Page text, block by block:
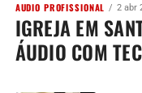
AUDIO PROFISSIONAL 2 abr
IGREJA EM
ÁUDIO COM